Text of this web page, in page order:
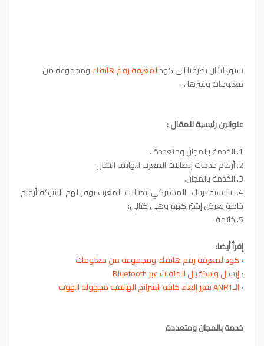
سبق لنا ان تظرقنا إلى كودلمعرفة رقم هاتفكومجموعة من
معلومات وغيرها ...
عنوانين رئيسية للمقال :
1. الخدمة بالمجان ومتعددة .
2. أرقام خدمات إتصالات المغرب للهاتف النقال
3. الخدمة بالمجان.
4. بالنسبة لزبناء المشتركي إتصالات المغرب توفر لهم الشركة أرقام
خاصة بعرض إشتراكهم وهي كتالي:
5. خاتمة
إقرأ أيضا:
›كود لمعرفة رقم هاتفك ومجموعة من معلومات
›إرسال واستقبال الملفات عبر Bluetooth
›الـANRT تقرر إلغاء كافة الشرائح الهاتفية مجهولة الهوية
خدمة بالمجان ومتعددة